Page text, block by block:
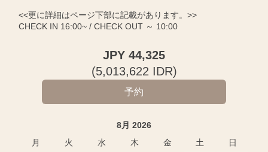
<<更に詳細はページ下部に記載があります。>>
CHECK IN 16:00~ / CHECK OUT ～ 10:00
JPY 44,325
(5,013,622 IDR)
8月 2026
月
火 水 木 金 土
日